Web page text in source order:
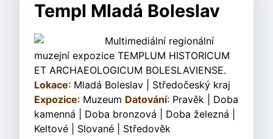
Templ Mladá Boleslav
Multimediální regionální
muzejní expozice TEMPLUM HISTORICUM
ET ARCHAEOLOGICUM BOLESLAVIENSE.
Lokace: Mladá Boleslav | Středočeský kraj
Expozice: Muzeum Datování: Pravěk | Doba
kamenná | Doba bronzová | Doba železná |
Keltové | Slované | Středověk